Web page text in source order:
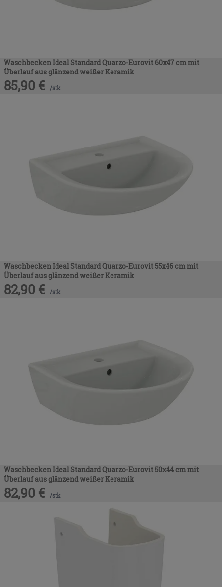
Waschbecken Ideal Standard Quarzo-Eurovit 60x47 cm mit
Überlauf aus glänzend weißer Keramik
85,90 € /stk
Waschbecken Ideal Standard Quarzo-Eurovit 55x46 cm mit
Überlauf aus glänzend weißer Keramik
82,90 € /stk
Waschbecken Ideal Standard Quarzo-Eurovit 50x44 cm mit
Überlauf aus glänzend weißer Keramik
82,90 € /stk